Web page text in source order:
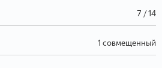
7 / 14
1 совмещенный